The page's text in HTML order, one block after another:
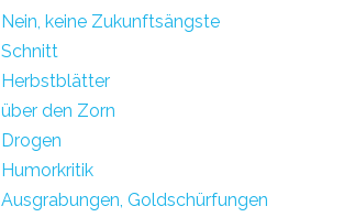
Nein, keine Zukunftsängste
Schnitt
Herbstblätter
über den Zorn
Drogen
Humorkritik
Ausgrabungen, Goldschürfungen